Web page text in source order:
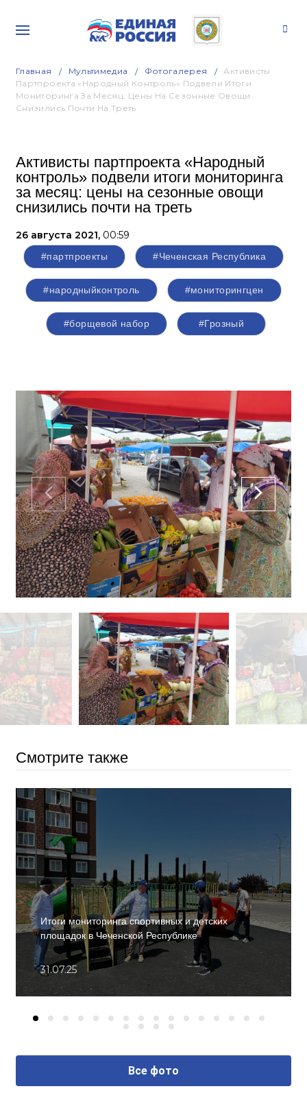
Главная Мультимедиа Фотогалерея
Активисты
Партпроекта «Народный Контроль» Подвели Итоги
Мониторинга За Месяц: Цены На Сезонные Овощи
Снизились Почти На Треть
Активисты партпроекта «Народный
контроль» подвели итоги мониторинга
за месяц: цены на сезонные овощи
снизились почти на треть
26 августа 2021, 00:59
#партпроекты #Чеченская Республика
#народныйконтроль #мониторингцен
#борщевой набор #Грозный
Смотрите также
Итоги мониторинга спортивных и детских
площадок в Чеченской Республике
31.07.25
Все фото